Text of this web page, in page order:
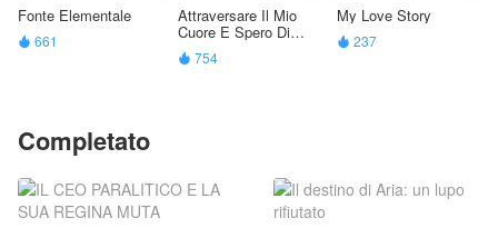
Fonte Elementale
 661
Attraversare Il Mio
Cuore E Spero Di
Morire "Sono Il Jolly"
 754
My Love Story
 237
Completato